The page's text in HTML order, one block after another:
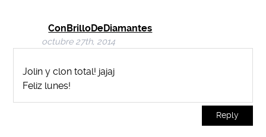
ConBrilloDeDiamantes
octubre 27th, 2014
Jolin y clon total! jajaj
Feliz lunes!
Reply